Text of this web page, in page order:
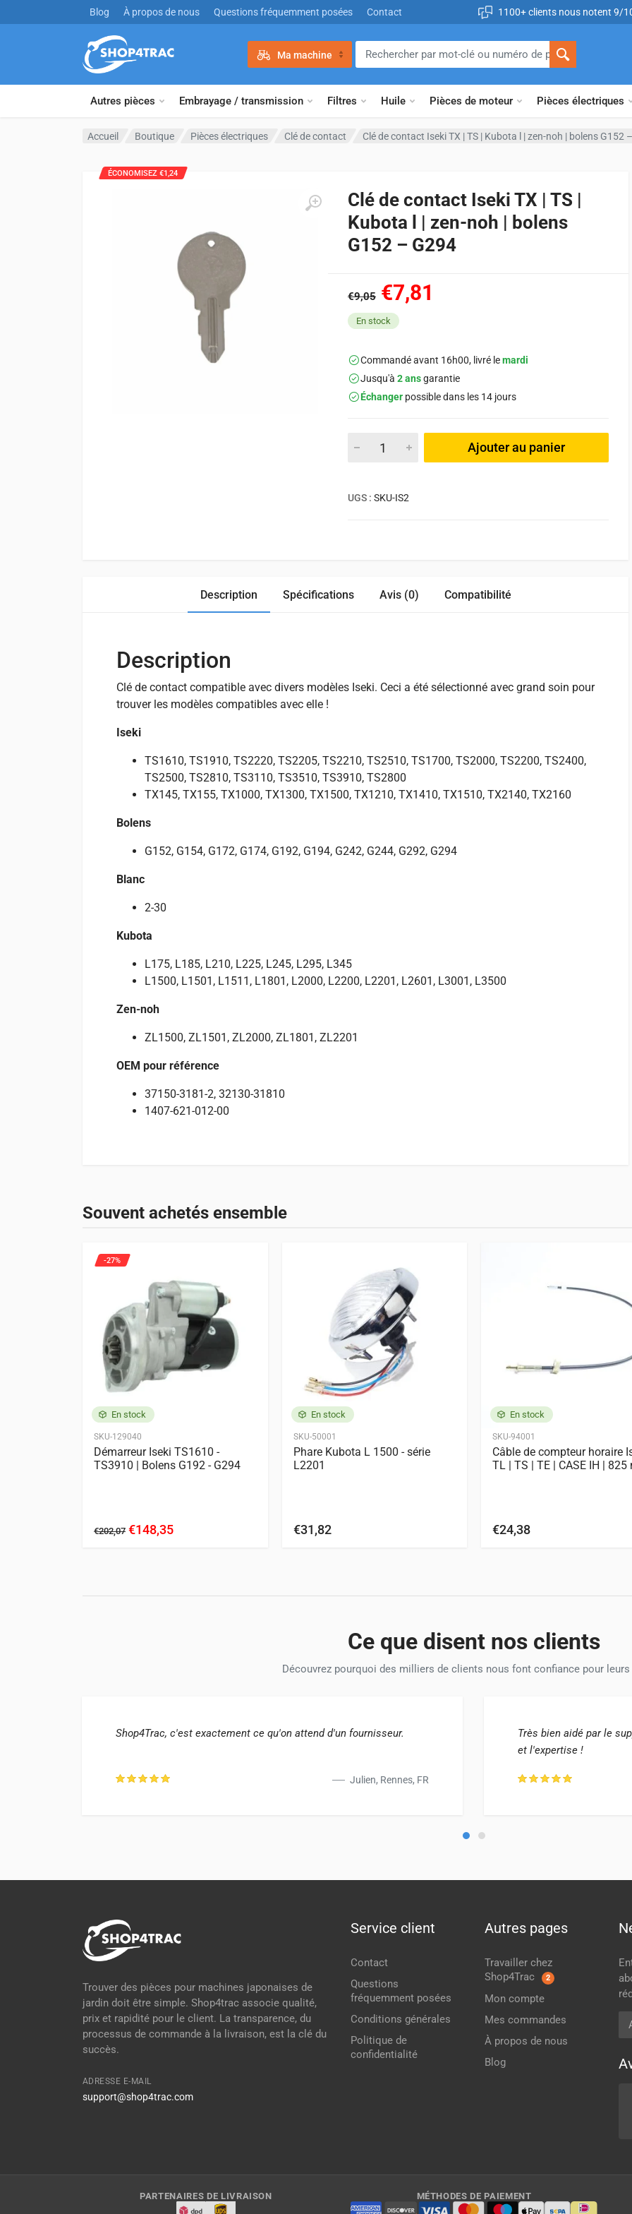
Blog À propos de nous Questions fréquemment posées Contact 1100+ clients nous notent 9/
Autres pièces Embrayage / transmission Filtres Huile Pièces de moteur Pièces électriques
Ma machine
Accueil Boutique Pièces électriques Clé de contact Clé de contact Iseki TX | TS | Kubota l | zen-noh | bolens G152
Clé de contact Iseki TX | TS |
Kubota l | zen-noh | bolens
G152 – G294
ÉCONOMISEZ €1,24
€9,05 €7,81
En stock
Commandé avant 16h00, livré lemardi
Jusqu'à 2 ansgarantie
Échanger possible dans les 14 jours
Ajouter au panier
UGS : SKU-IS2
Description Spécifications Avis (0) Compatibilité
Description
Clé de contact compatible avec divers modèles Iseki. Ceci a été sélectionné avec grand soin pour
trouver les modèles compatibles avec elle !
Iseki
TS1610, TS1910, TS2220, TS2205, TS2210, TS2510, TS1700, TS2000, TS2200, TS2400,
TS2500, TS2810, TS3110, TS3510, TS3910, TS2800
TX145, TX155, TX1000, TX1300, TX1500, TX1210, TX1410, TX1510, TX2140, TX2160
Bolens
G152, G154, G172, G174, G192, G194, G242, G244, G292, G294
Blanc
2-30
Kubota
L175, L185, L210, L225, L245, L295, L345
L1500, L1501, L1511, L1801, L2000, L2200, L2201, L2601, L3001, L3500
Zen-noh
ZL1500, ZL1501, ZL2000, ZL1801, ZL2201
OEM pour référence
37150-3181-2, 32130-31810
1407-621-012-00
Découvrez ci-dessous les machines compatibles avec ce produit.
Bolens G192 G194
TS1910 TS2000
TS2400
TS2800 TS2810
TX1300 TX1410
Kubota L245 L295 L1501 L1511
L1801
L2200 L2201 L2601
Zen-Noh ZL1501 ZL1801
Souvent achetés ensemble
En stock
SKU-129040
-27%
Démarreur Iseki TS1610 -
TS3910 | Bolens G192 - G294
€202,07 €148,35
En stock
SKU-50001
Phare Kubota L 1500 - série
L2201
€31,82
En stock
SKU-94001
Câble de compteur horaire
TL | TS | TE | CASE IH | 825
€24,38
Ce que disent nos clients
Découvrez pourquoi des milliers de clients nous font confiance pour leurs
Shop4Trac, c'est exactement ce qu'on attend d'un fournisseur.
Julien, Rennes, FR
Très bien aidé par le
et l'expertise !
Trouver des pièces pour machines japonaises de
jardin doit être simple. Shop4trac associe qualité,
prix et rapidité pour le client. La transparence, du
processus de commande à la livraison, est la clé du
succès.
ADRESSE E-MAIL
support@shop4trac.com
Service client
Contact
Questions
fréquemment posées
Conditions générales
Politique de
confidentialité
Autres pages
Travailler chez
Shop4Trac
2
Mon compte
Mes commandes
À propos de nous
Blog
PARTENAIRES DE LIVRAISON MÉTHODES DE PAIEMENT